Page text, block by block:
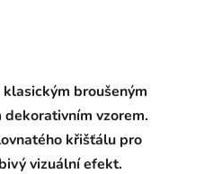
broušeným
vzorem.
křišťálu pro
vizuální efekt.